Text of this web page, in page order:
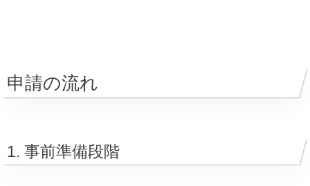
申請の流れ
1. 事前準備段階